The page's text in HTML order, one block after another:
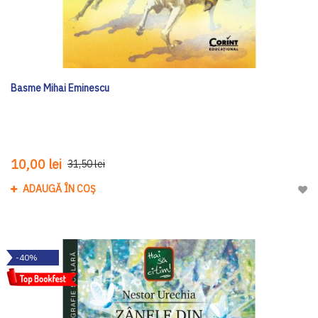
Basme Mihai Eminescu
10,00 lei 31,50 lei
ADAUGĂ ÎN COȘ
-40%